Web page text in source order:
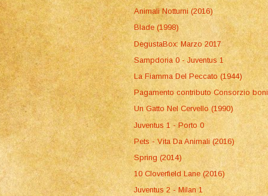
Animali Notturni (2016)
Blade (1998)
DegustaBox: Marzo 2017
Sampdoria 0 - Juventus 1
La Fiamma Del Peccato (1944)
Pagamento contributo Consorzio
Un Gatto Nel Cervello (1990)
Juventus 1 - Porto 0
Pets - Vita Da Animali (2016)
Spring (2014)
10 Cloverfield Lane (2016)
Juventus 2 - Milan 1